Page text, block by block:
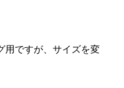
用ですが、サイズを変